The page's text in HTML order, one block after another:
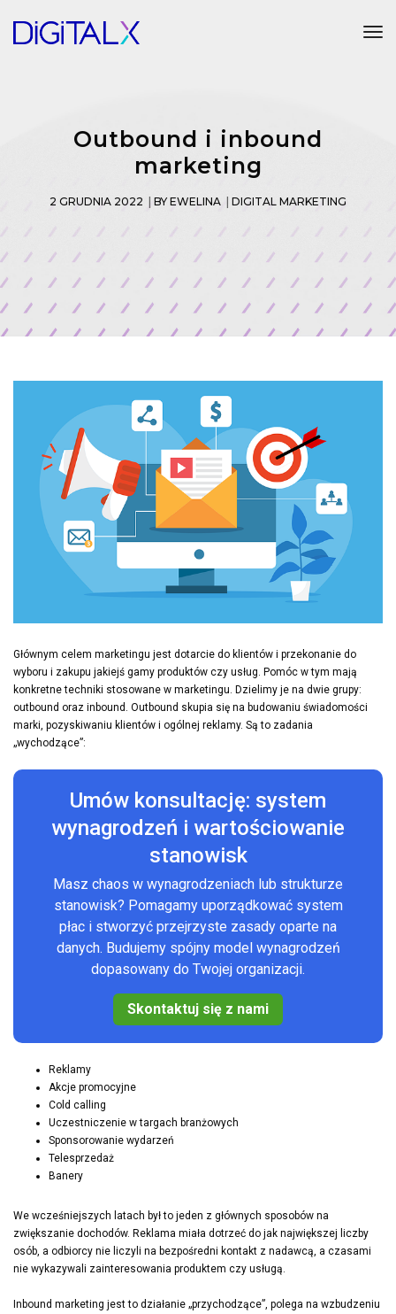
Outbound i inbound
marketing
2 GRUDNIA 2022 BY EWELINA DIGITAL MARKETING
Głównym celem marketingu jest dotarcie do klientów i przekonanie do
wyboru i zakupu jakiejś gamy produktów czy usług. Pomóc w tym mają
konkretne techniki stosowane w marketingu. Dzielimy je na dwie grupy:
outbound oraz inbound. Outbound skupia się na budowaniu świadomości
marki, pozyskiwaniu klientów i ogólnej reklamy. Są to zadania
„wychodzące”:
Umów konsultację: system
wynagrodzeń i wartościowanie
stanowisk
Masz chaos w wynagrodzeniach lub strukturze
stanowisk? Pomagamy uporządkować system
płac i stworzyć przejrzyste zasady oparte na
danych. Budujemy spójny model wynagrodzeń
dopasowany do Twojej organizacji.
Skontaktuj się z nami
Reklamy
Akcje promocyjne
Cold calling
Uczestniczenie w targach branżowych
Sponsorowanie wydarzeń
Telesprzedaż
Banery
We wcześniejszych latach był to jeden z głównych sposobów na
zwiększanie dochodów. Reklama miała dotrzeć do jak największej liczby
osób, a odbiorcy nie liczyli na bezpośredni kontakt z nadawcą, a czasami
nie wykazywali zainteresowania produktem czy usługą.
Inbound marketing jest to działanie „przychodzące”, polega na wzbudzeniu